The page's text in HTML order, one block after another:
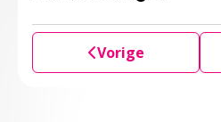
Vorige